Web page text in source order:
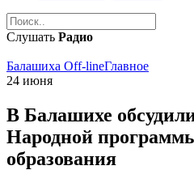
Слушать Радио
Балашиха Off-lineГлавное
24 июня
В Балашихе
Народной
образования